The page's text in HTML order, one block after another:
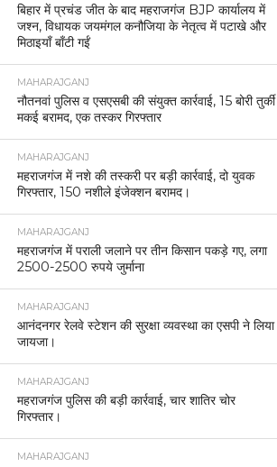
बिहार में प्रचंड जीत के बाद महराजगंज BJP कार्यालय में
जश्न, विधायक जयमंगल कनौजिया के नेतृत्व में पटाखे और
मिठाइयाँ बाँटी गईं
MAHARAJGANJ
नौतनवां पुलिस व एसएसबी की संयुक्त कार्रवाई, 15 बोरी तुर्की
मकई बरामद, एक तस्कर गिरफ्तार
MAHARAJGANJ
महराजगंज में नशे की तस्करी पर बड़ी कार्रवाई, दो युवक
गिरफ्तार, 150 नशीले इंजेक्शन बरामद।
MAHARAJGANJ
महराजगंज में पराली जलाने पर तीन किसान पकड़े गए, लगा
2500-2500 रुपये जुर्माना
MAHARAJGANJ
आनंदनगर रेलवे स्टेशन की सुरक्षा व्यवस्था का एसपी ने लिया
जायजा।
MAHARAJGANJ
महराजगंज पुलिस की बड़ी कार्रवाई, चार शातिर चोर
गिरफ्तार।
MAHARAJGANJ